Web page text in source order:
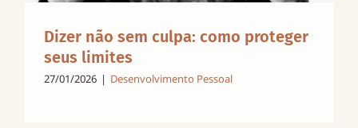
Dizer não sem culpa: como proteger
seus limites
27/01/2026 | Desenvolvimento Pessoal